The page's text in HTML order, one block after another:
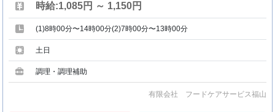
時給:1,085円 ～ 1,150円
(1)8時00分〜14時00分(2)7時00分〜13時00分
土日
調理・調理補助
有限会社 フードケアサービス福山